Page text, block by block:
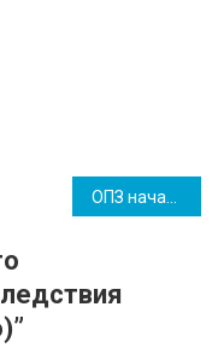
ОПЗ начал отдавать долги “Нафтогазу”: первая оплата составила 2 млн
”